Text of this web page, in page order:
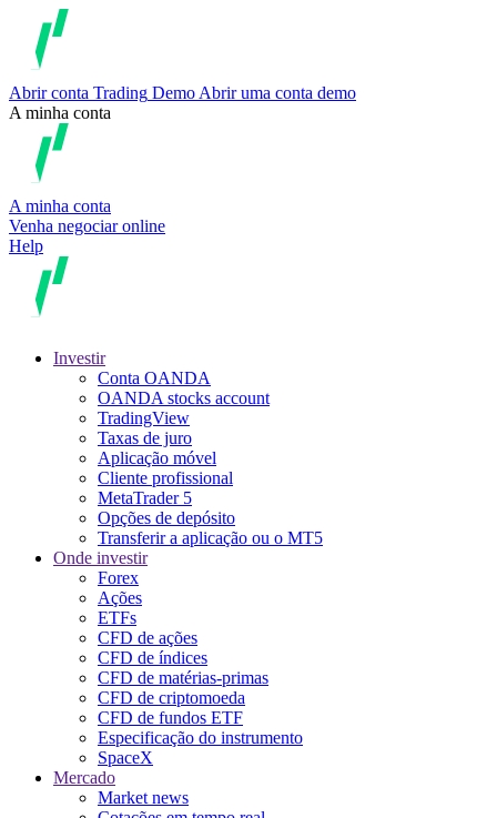
Abrir conta Trading Demo Abrir uma conta demo
A minha conta
A minha conta
Venha negociar online
Help
Investir
Conta OANDA
OANDA stocks account
TradingView
Taxas de juro
Aplicação móvel
Cliente profissional
MetaTrader 5
Opções de depósito
Transferir a aplicação ou o MT5
Onde investir
Forex
Ações
ETFs
CFD de ações
CFD de índices
CFD de matérias-primas
CFD de criptomoeda
CFD de fundos ETF
Especificação do instrumento
SpaceX
Mercado
Market news